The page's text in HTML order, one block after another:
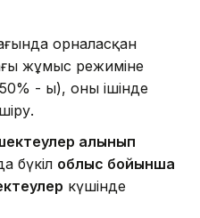
орналасқан
жұмыс режиміне
- ы), оның ішінде
алынып
бүкіл облыс бойынша
күшінде